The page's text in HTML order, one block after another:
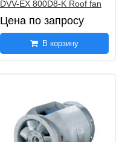
DVV-EX 800D8-K Roof fan
Цена по запросу
В корзину